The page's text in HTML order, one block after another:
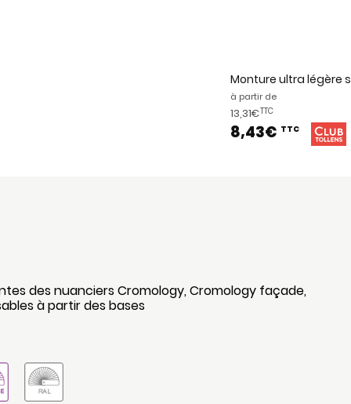
Monture ultra légère
à partir de
13,31€TTC
8,43€ TTC
des nuanciers Cromology, Cromology façade,
à partir des bases